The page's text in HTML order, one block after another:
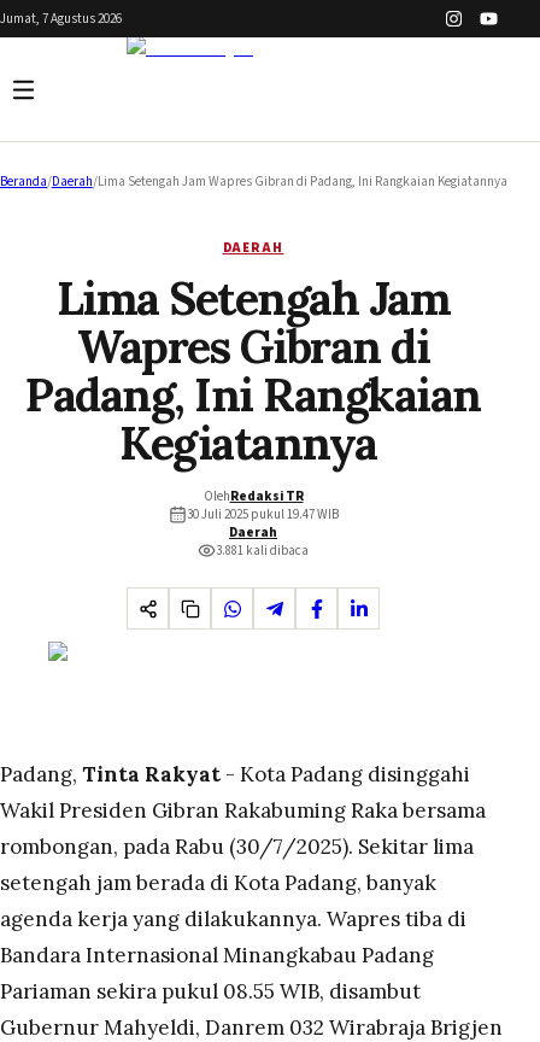
Jumat, 7 Agustus 2026
Beranda/Daerah/Lima Setengah Jam Wapres Gibran di Padang, Ini Rangkaian Kegiatannya
DAERAH
Lima Setengah Jam
Wapres Gibran di
Padang, Ini Rangkaian
Kegiatannya
OlehRedaksi TR
30 Juli 2025 pukul 19.47WIB
Daerah
3.881 kali dibaca
Padang, Tinta Rakyat - Kota Padang disinggahi
Wakil Presiden Gibran Rakabuming Raka bersama
rombongan, pada Rabu (30/7/2025). Sekitar lima
setengah jam berada di Kota Padang, banyak
agenda kerja yang dilakukannya. Wapres tiba di
Bandara Internasional Minangkabau Padang
Pariaman sekira pukul 08.55 WIB, disambut
Gubernur Mahyeldi, Danrem 032 Wirabraja Brigjen